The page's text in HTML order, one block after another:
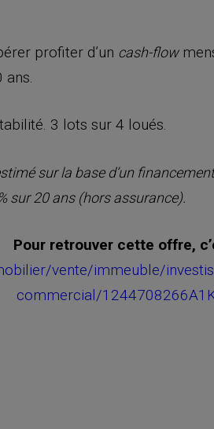
profiter d’un cash-flow
3 lots sur 4 loués.
sur la base d’un
sur 20 ans (hors assurance).
Pour retrouver cette offre,
vente/immeuble/
commercial/